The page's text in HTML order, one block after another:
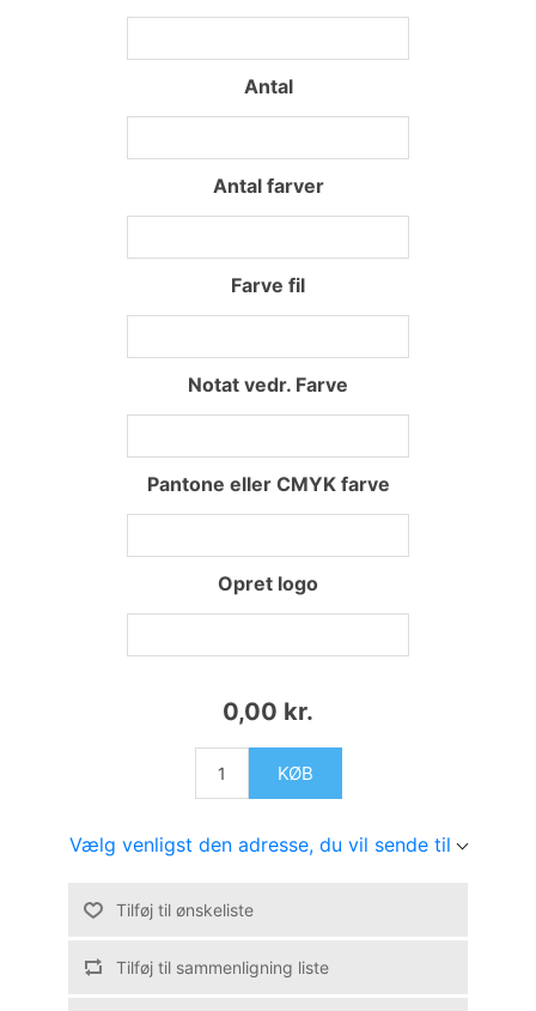
Antal
Antal farver
Farve fil
Notat vedr. Farve
Pantone eller CMYK farve
Opret logo
0,00 kr.
KØB
Vælg venligst den adresse, du vil sende til
Tilføj til ønskeliste
Tilføj til sammenligning liste